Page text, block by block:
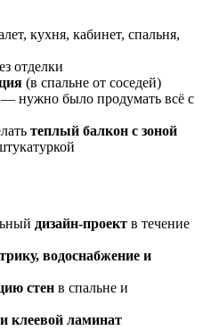
кухня, кабинет, спальня,
отделки
(в спальне от соседей)
нужно было продумать всё с
теплый балкон с зоной
дизайн-проект в течение
водоснабжение и
стен в спальне и
клеевой ламинат